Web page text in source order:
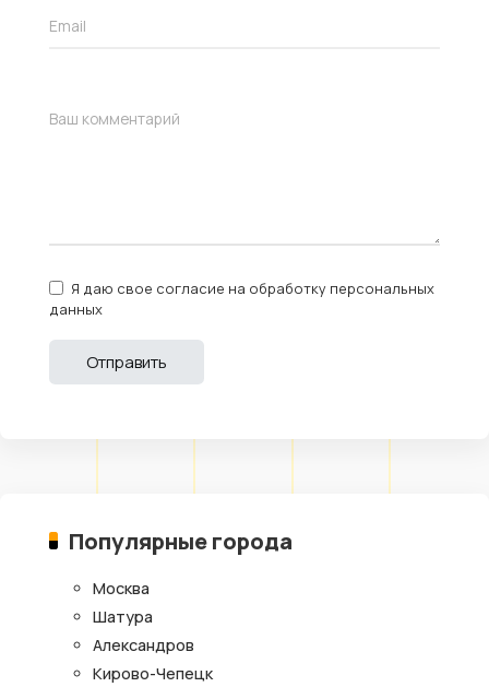
Я даю свое согласие на обработку персональных
данных
Популярные города
Москва
Шатура
Александров
Кирово-Чепецк